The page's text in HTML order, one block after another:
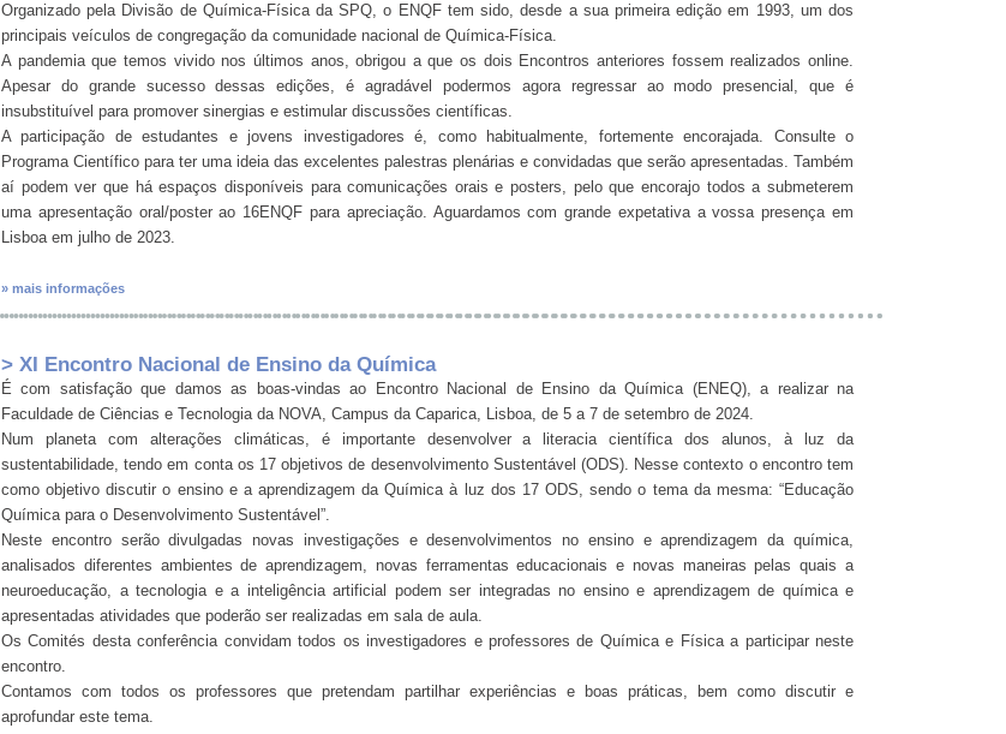
Organizado pela Divisão de Química-Física da SPQ, o ENQF tem sido, desde a sua primeira edição em 1993, um dos
principais veículos de congregação da comunidade nacional de Química-Física.
A pandemia que temos vivido nos últimos anos, obrigou a que os dois Encontros anteriores fossem realizados online.
Apesar do grande sucesso dessas edições, é agradável podermos agora regressar ao modo presencial, que é
insubstituível para promover sinergias e estimular discussões científicas.
A participação de estudantes e jovens investigadores é, como habitualmente, fortemente encorajada. Consulte o
Programa Científico para ter uma ideia das excelentes palestras plenárias e convidadas que serão apresentadas. Também
aí podem ver que há espaços disponíveis para comunicações orais e posters, pelo que encorajo todos a submeterem
uma apresentação oral/poster ao 16ENQF para apreciação. Aguardamos com grande expetativa a vossa presença em
Lisboa em julho de 2023.
» mais informações
> XI Encontro Nacional de Ensino da Química
É com satisfação que damos as boas-vindas ao Encontro Nacional de Ensino da Química (ENEQ), a realizar na
Faculdade de Ciências e Tecnologia da NOVA, Campus da Caparica, Lisboa, de 5 a 7 de setembro de 2024.
Num planeta com alterações climáticas, é importante desenvolver a literacia científica dos alunos, à luz da
sustentabilidade, tendo em conta os 17 objetivos de desenvolvimento Sustentável (ODS). Nesse contexto o encontro tem
como objetivo discutir o ensino e a aprendizagem da Química à luz dos 17 ODS, sendo o tema da mesma: “Educação
Química para o Desenvolvimento Sustentável”.
Neste encontro serão divulgadas novas investigações e desenvolvimentos no ensino e aprendizagem da química,
analisados diferentes ambientes de aprendizagem, novas ferramentas educacionais e novas maneiras pelas quais a
neuroeducação, a tecnologia e a inteligência artificial podem ser integradas no ensino e aprendizagem de química e
apresentadas atividades que poderão ser realizadas em sala de aula.
Os Comités desta conferência convidam todos os investigadores e professores de Química e Física a participar neste
encontro.
Contamos com todos os professores que pretendam partilhar experiências e boas práticas, bem como discutir e
aprofundar este tema.